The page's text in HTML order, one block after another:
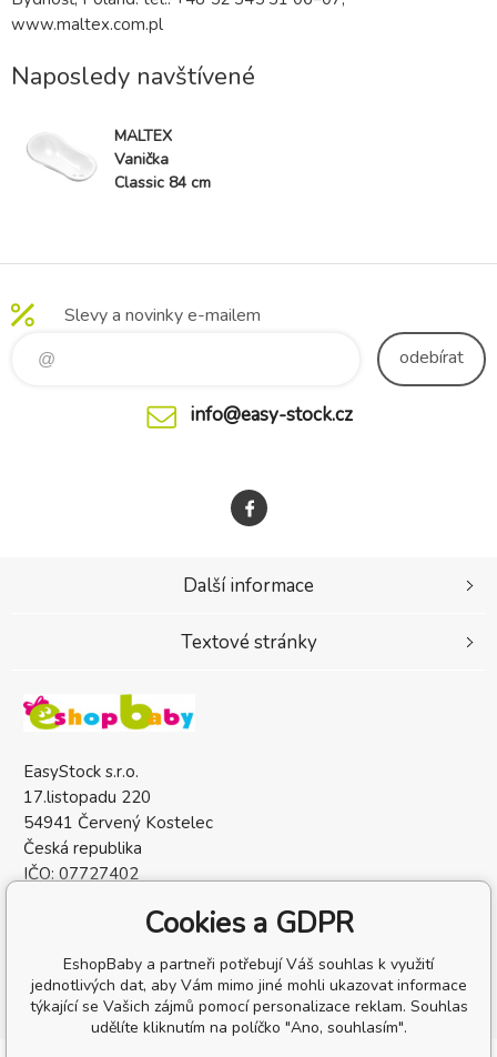
www.maltex.com.pl
Naposledy navštívené
MALTEX
Vanička
Classic 84 cm
Slevy a novinky e-mailem
odebírat
info@easy-stock.cz
EasyStock s.r.o.
17.listopadu 220
54941 Červený Kostelec
Česká republika
IČO: 07727402
Další informace
Textové stránky
Cookies a GDPR
EshopBaby a partneři potřebují Váš souhlas k využití
jednotlivých dat, aby Vám mimo jiné mohli ukazovat informace
týkající se Vašich zájmů pomocí personalizace reklam. Souhlas
udělíte kliknutím na políčko "Ano, souhlasím".